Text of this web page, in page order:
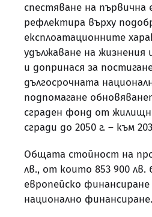
спестяване на първична
рефлектира върху
експлоатационните
удължаване на жизнения
и допринася за
дългосрочната
подпомагане
сграден фонд от
сгради до 2050 г. – към
Общата стойност на
лв., от които 853 900 лв.
европейско финансиране
национално финансиране.